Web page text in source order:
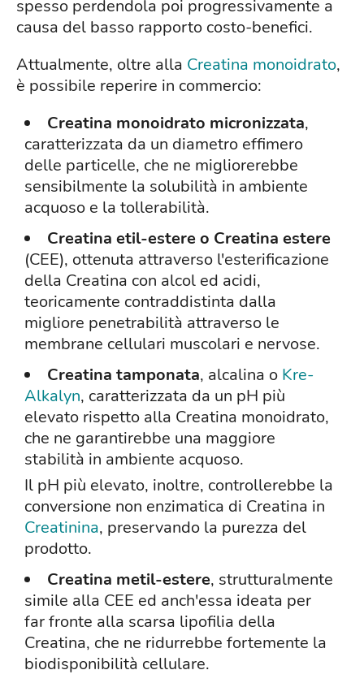
spesso perdendola poi progressivamente a
causa del basso rapporto costo-benefici.
Attualmente, oltre alla Creatina monoidrato,
è possibile reperire in commercio:
Creatina monoidrato micronizzata,
caratterizzata da un diametro effimero
delle particelle, che ne migliorerebbe
sensibilmente la solubilità in ambiente
acquoso e la tollerabilità.
Creatina etil-estere o Creatina estere
(CEE), ottenuta attraverso l'esterificazione
della Creatina con alcol ed acidi,
teoricamente contraddistinta dalla
migliore penetrabilità attraverso le
membrane cellulari muscolari e nervose.
Creatina tamponata, alcalina o Kre-
Alkalyn, caratterizzata da un pH più
elevato rispetto alla Creatina monoidrato,
che ne garantirebbe una maggiore
stabilità in ambiente acquoso.
Il pH più elevato, inoltre, controllerebbe la
conversione non enzimatica di Creatina in
Creatinina, preservando la purezza del
prodotto.
Creatina metil-estere, strutturalmente
simile alla CEE ed anch'essa ideata per
far fronte alla scarsa lipofilia della
Creatina, che ne ridurrebbe fortemente la
biodisponibilità cellulare.